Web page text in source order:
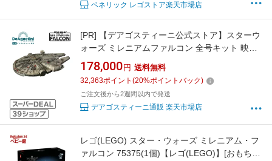
ベネリック レゴストア楽天市場店
[PR]
【デアゴスティーニ公式ストア】スターウ
ォーズ ミレニアムファルコン 全号キット 映画
撮影用模型 大人 乗り物 映画 おしゃれ インテリ
ア 模型 プラモデル 誕生日 プレゼント ギフト
贈り物【組立て商品】
178,000 円 送料無料
32,363ポイント (20%ポイントバック)
ご注文後から2週間以内で発送
デアゴスティーニ通販 楽天市場店
レゴ(LEGO) スター・ウォーズ ミレニアム・フ
ァルコン 75375(1個)【レゴ(LEGO)】[おもちゃ